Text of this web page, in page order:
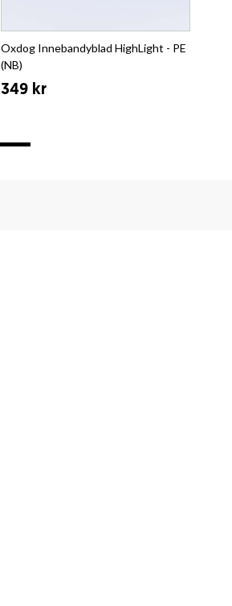
Oxdog Innebandyblad HighLight - PE
(NB)
349 kr